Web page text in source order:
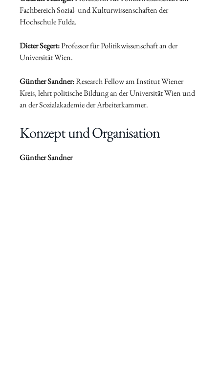
Fachbereich Sozial- und Kulturwissenschaften der
Hochschule Fulda.
Dieter Segert:Professor für Politikwissenschaft an der
Universität Wien.
Günther Sandner:Research Fellow am Institut Wiener
Kreis, lehrt politische Bildung an der Universität Wien und
an der Sozialakademie der Arbeiterkammer.
Konzept undOrganisation
Günther Sandner